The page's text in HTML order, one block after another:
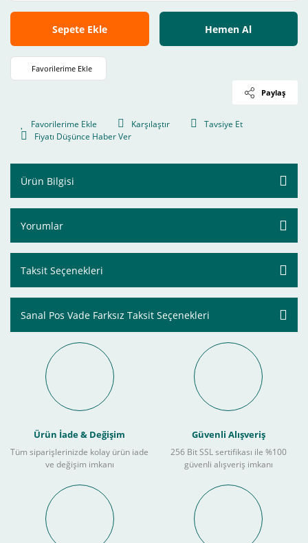
Sepete Ekle Hemen Al
Paylaş
Karşılaştır
Tavsiye Et
Fiyatı Düşünce Haber Ver
Ürün Bilgisi
Yorumlar
Taksit Seçenekleri
Sanal Pos Vade Farksız Taksit Seçenekleri
Ürün İade & Değişim
Tüm siparişlerinizde kolay ürün iade
ve değişim imkanı
Güvenli Alışveriş
256 Bit SSL sertifikası ile %100
güvenli alışveriş imkanı